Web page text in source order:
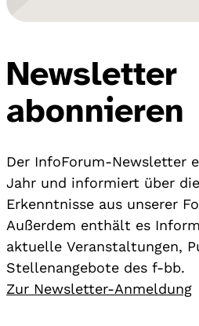
Newsletter
abonnieren
Der InfoForum-Newsletter
Jahr und informiert über
Erkenntnisse aus unserer
Außerdem enthält es
aktuelle Veranstaltungen,
Stellenangebote des f-bb.
Zur Newsletter-Anmeldung